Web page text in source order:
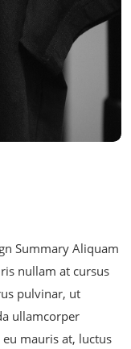
Summary Aliquam
nullam at cursus
pulvinar, ut
ullamcorper
mauris at, luctus